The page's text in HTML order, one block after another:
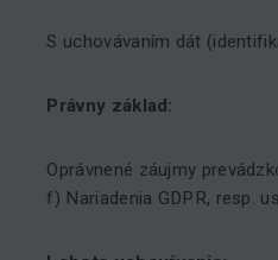
S uchovávaním dát
Právny základ:
Oprávnené záujmy
f) Nariadenia GDPR, resp.